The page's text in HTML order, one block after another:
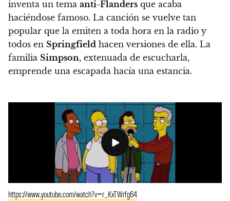
inventa un tema anti-Flanders que acaba
haciéndose famoso. La canción se vuelve tan
popular que la emiten a toda hora en la radio y
todos en Springfield hacen versiones de ella. La
familia Simpson, extenuada de escucharla,
emprende una escapada hacía una estancia.
https://www.youtube.com/watch?v=r_KxTWrfg64